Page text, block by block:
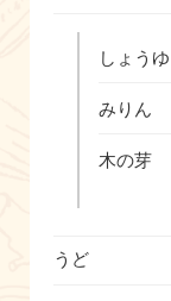
しょうゆ
みりん
木の芽
うど